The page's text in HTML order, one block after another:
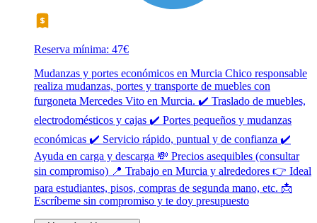
Reserva mínima: 47€
Mudanzas y portes económicos en Murcia Chico responsable
realiza mudanzas, portes y transporte de muebles con
furgoneta Mercedes Vito en Murcia. ✔️ Traslado de muebles,
electrodomésticos y cajas ✔️ Portes pequeños y mudanzas
económicas ✔️ Servicio rápido, puntual y de confianza ✔️
Ayuda en carga y descarga 💸 Precios asequibles (consultar
sin compromiso) 📍 Trabajo en Murcia y alrededores 👉 Ideal
para estudiantes, pisos, compras de segunda mano, etc. 📩
Escríbeme sin compromiso y te doy presupuesto